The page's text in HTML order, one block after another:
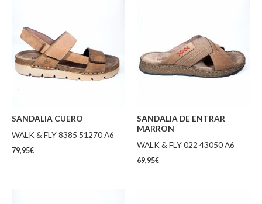
SANDALIA CUERO
WALK & FLY 8385 51270 A6
79,95€
SANDALIA DE ENTRAR
MARRON
WALK & FLY 022 43050 A6
69,95€